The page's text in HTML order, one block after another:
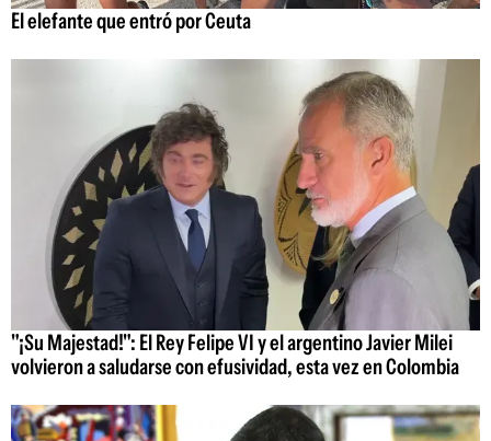
El elefante que entró por Ceuta
"¡Su Majestad!": El Rey Felipe VI y el argentino Javier Milei
volvieron a saludarse con efusividad, esta vez en Colombia